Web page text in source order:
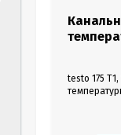
testo 175
замком,